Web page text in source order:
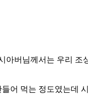
버님께서는 우리
어 먹는 정도였는데